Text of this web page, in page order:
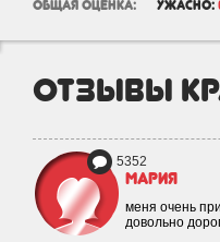
общая оценка: ужасно:
отзывы
5352
Мария
меня очень
довольно